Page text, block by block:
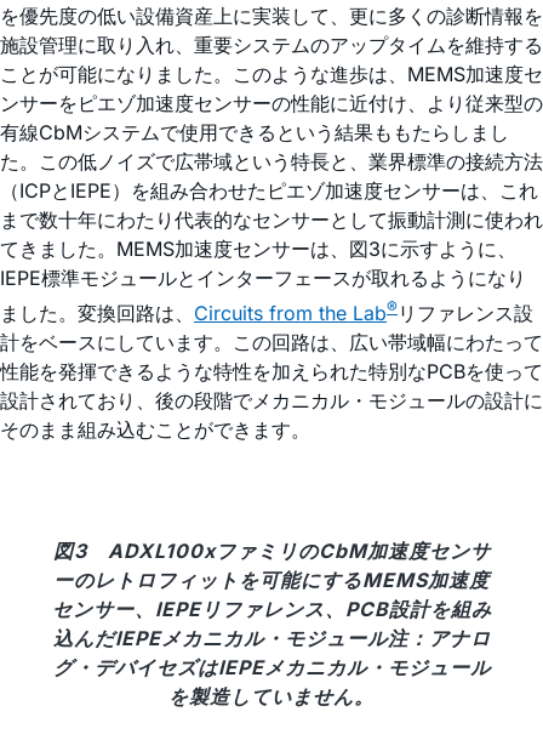
を優先度の低い設備資産上に実装して、更に多くの診断情報を
施設管理に取り入れ、重要システムのアップタイムを維持する
ことが可能になりました。このような進歩は、MEMS加速度セ
ンサーをピエゾ加速度センサーの性能に近付け、より従来型の
有線CbMシステムで使用できるという結果ももたらしまし
た。この低ノイズで広帯域という特長と、業界標準の接続方法
（ICPとIEPE）を組み合わせたピエゾ加速度センサーは、これ
まで数十年にわたり代表的なセンサーとして振動計測に使われ
てきました。MEMS加速度センサーは、図3に示すように、
IEPE標準モジュールとインターフェースが取れるようになり
ました。変換回路は、 Circuits from the Lab®リファレンス設
計をベースにしています。この回路は、広い帯域幅にわたって
性能を発揮できるような特性を加えられた特別なPCBを使って
設計されており、後の段階でメカニカル・モジュールの設計に
そのまま組み込むことができます。
図3 ADXL100xファミリのCbM加速度センサ
ーのレトロフィットを可能にするMEMS加速度
センサー、IEPEリファレンス、PCB設計を組み
込んだIEPEメカニカル・モジュール注：アナロ
グ・デバイセズはIEPEメカニカル・モジュール
を製造していません。